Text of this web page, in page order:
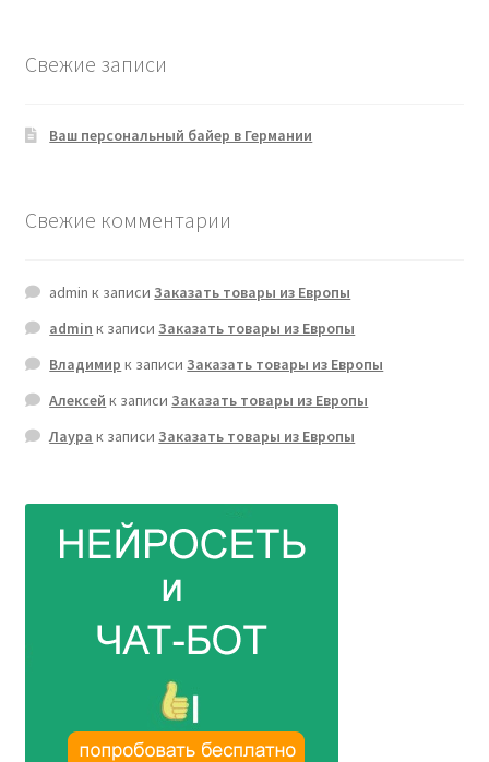
Свежие записи
Ваш персональный байер в Германии
Свежие комментарии
admin к записиЗаказать товары из Европы
admin к записиЗаказать товары из Европы
Владимир к записиЗаказать товары из Европы
Алексей к записиЗаказать товары из Европы
Лаура к записиЗаказать товары из Европы